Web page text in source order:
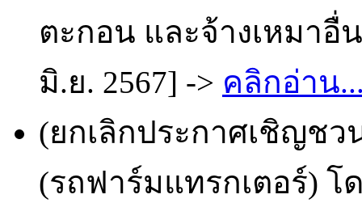
ตะกอน และจ้างเหมาอื่
มิ.ย. 2567] -> คลิกอ่าน
(ยกเลิกประกาศเชิญชว
(รถฟาร์มแทรกเตอร์) โ